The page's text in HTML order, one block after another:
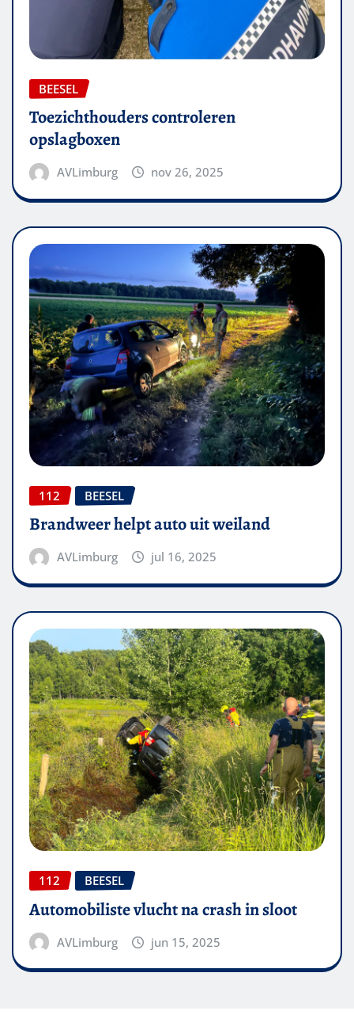
BEESEL
Toezichthouders controleren
opslagboxen
AVLimburg nov 26, 2025
112 BEESEL
Brandweer helpt auto uit weiland
AVLimburg jul 16, 2025
112 BEESEL
Automobiliste vlucht na crash in sloot
AVLimburg jun 15, 2025